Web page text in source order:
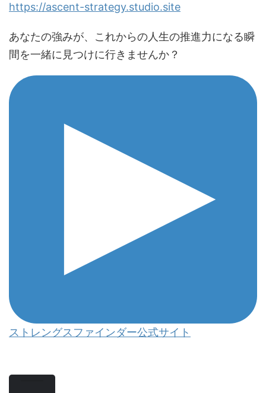
https://ascent-strategy.studio.site
あなたの強みが、これからの人生の推進力になる瞬
間を一緒に見つけに行きませんか？
ストレングスファインダー公式サイト